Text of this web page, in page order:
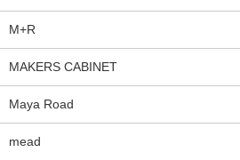
M+R
MAKERS CABINET
Maya Road
mead